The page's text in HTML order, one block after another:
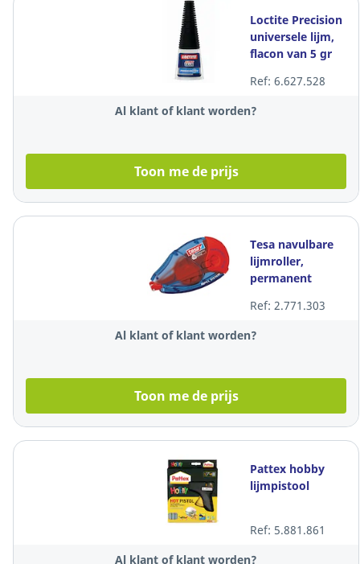
Loctite Precision
universele lijm,
flacon van 5 gr
Ref: 6.627.528
Al klant of klant worden?
Toon me de prijs
Tesa navulbare
lijmroller,
permanent
Ref: 2.771.303
Al klant of klant worden?
Toon me de prijs
Pattex hobby
lijmpistool
Ref: 5.881.861
Al klant of klant worden?